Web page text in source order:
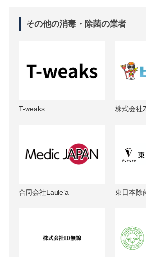
その他の消毒・除菌の業者
T-weaks 株式会社
合同会社Laule’a 東日本除